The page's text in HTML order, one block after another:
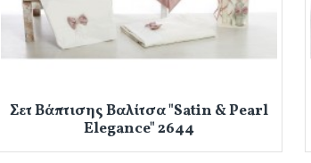
Σετ Βάπτισης Βαλίτσα "Satin & Pearl
Elegance" 2644